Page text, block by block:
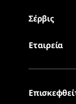
Σέρβις
Εταιρεία